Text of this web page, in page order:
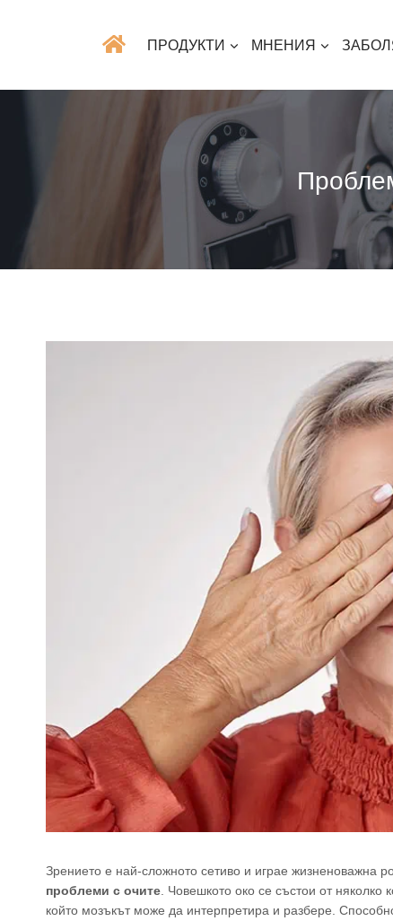
ПРОДУКТИ МНЕНИЯ
Зрението е най-сложното сетиво и играе жизненоважна
проблеми с очите . Човешкото око се състои от
който мозъкът може да интерпретира и разбере.